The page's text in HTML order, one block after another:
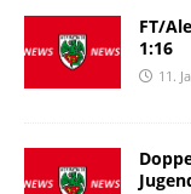
FT/
1:16
11.